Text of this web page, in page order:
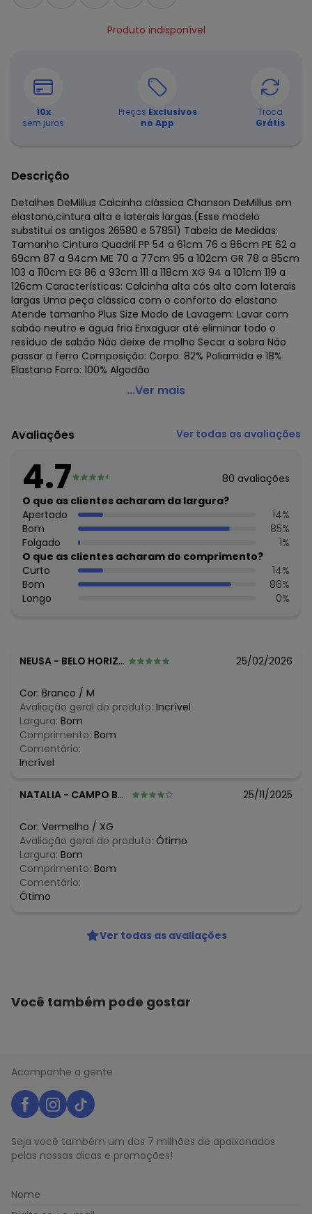
Produto indisponível
10x
sem juros
Preços Exclusivos
no App
Troca
Grátis
Descrição
Detalhes DeMillus Calcinha clássica Chanson DeMillus em
elastano,cintura alta e laterais largas.(Esse modelo
substitui os antigos 26580 e 57851) Tabela de Medidas:
Tamanho Cintura Quadril PP 54 a 61cm 76 a 86cm PE 62 a
69cm 87 a 94cm ME 70 a 77cm 95 a 102cm GR 78 a 85cm
103 a 110cm EG 86 a 93cm 111 a 118cm XG 94 a 101cm 119 a
126cm Características: Calcinha alta cós alto com laterais
largas Uma peça clássica com o conforto do elastano
Atende tamanho Plus Size Modo de Lavagem: Lavar com
sabão neutro e água fria Enxaguar até eliminar todo o
resíduo de sabão Não deixe de molho Secar a sobra Não
passar a ferro Composição: Corpo: 82% Poliamida e 18%
Elastano Forro: 100% Algodão
Demillus - Calcinha Alta Chanson Demillus 57850
Colecao : BASICO TODO DIA
...Ver mais
Avaliações Ver todas as avaliações
4.7 80 avaliações
O que as clientes acharam da largura?
Apertado
14%
Bom
85%
Folgado
1%
O que as clientes acharam do comprimento?
Curto
14%
Bom
86%
Longo
0%
NEUSA - BELO HORIZONTE - MG 25/02/2026
Cor: Branco / M
Avaliação geral do produto: Incrível
Largura: Bom
Comprimento: Bom
Comentário:
Incrível
NATALIA - CAMPO BOM - RS 25/11/2025
Cor: Vermelho / XG
Avaliação geral do produto: Ótimo
Largura: Bom
Comprimento: Bom
Comentário:
Ótimo
Ver todas as avaliações
Você também pode gostar
Acompanhe a gente
Seja você também um dos 7 milhões de apaixonados
pelas nossas dicas e promoções!
Nome